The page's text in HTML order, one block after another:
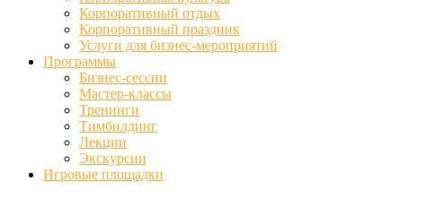
Корпоративный отдых
Корпоративный праздник
Услуги для бизнес-мероприятий
Программы
Бизнес-сессии
Мастер-классы
Тренинги
Тимбилдинг
Лекции
Экскурсии
Игровые площадки